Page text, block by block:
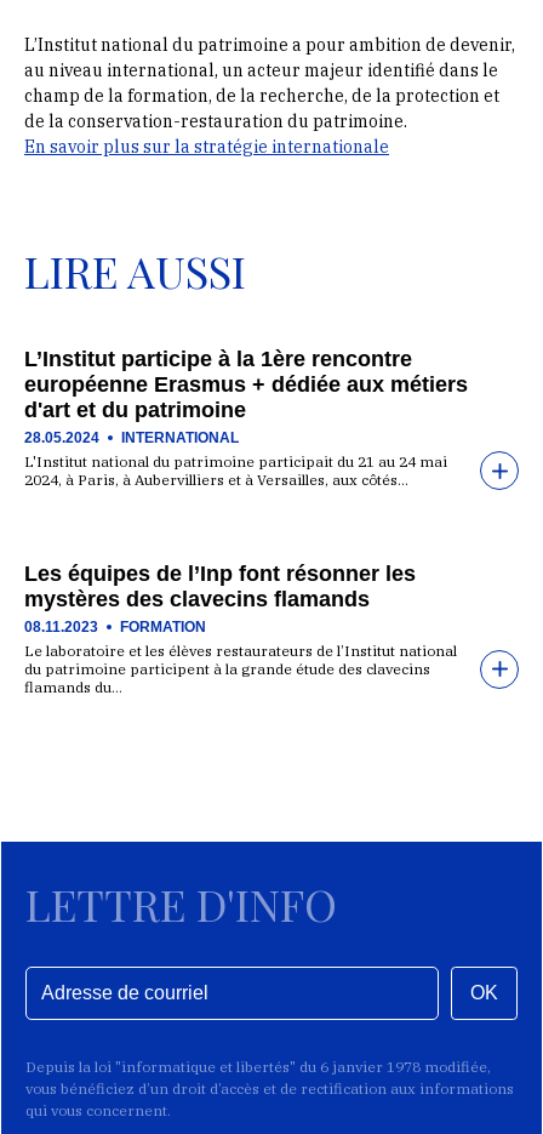
L’Institut national du patrimoine a pour ambition de devenir,
au niveau international, un acteur majeur identifié dans le
champ de la formation, de la recherche, de la protection et
de la conservation-restauration du patrimoine.
En savoir plus sur la stratégie internationale
LIRE AUSSI
L’Institut participe à la 1ère rencontre
européenne Erasmus + dédiée aux métiers
d'art et du patrimoine
28.05.2024 INTERNATIONAL
L'Institut national du patrimoine participait du 21 au 24 mai
2024, à Paris, à Aubervilliers et à Versailles, aux côtés…
Les équipes de l’Inp font résonner les
mystères des clavecins flamands
08.11.2023 FORMATION
Le laboratoire et les élèves restaurateurs de l’Institut national
du patrimoine participent à la grande étude des clavecins
flamands du…
LETTRE D'INFO
OK
Depuis la loi "informatique et libertés" du 6 janvier 1978 modifiée,
vous bénéficiez d’un droit d’accès et de rectification aux informations
qui vous concernent.